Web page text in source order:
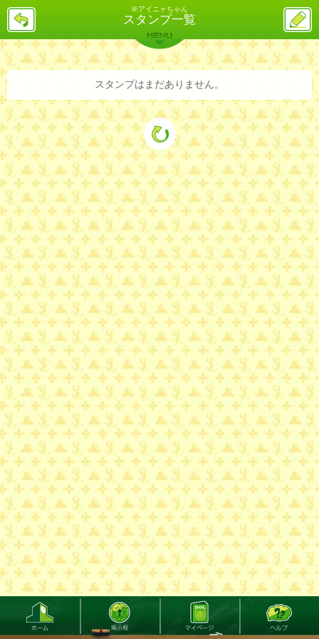
＠アイニャちゃん
スタンプ一覧
戻
ス
投
稿
バックナンバー 詳細検索 ランキング
MENU
スタンプはまだありません。